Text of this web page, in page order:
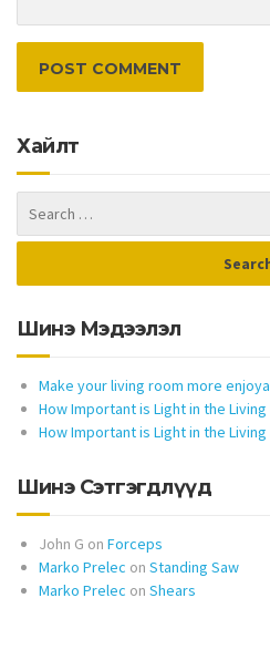
Хайлт
Шинэ Мэдээлэл
Make your living room more
How Important is Light in the Living
How Important is Light in the Living
Шинэ Сэтгэгдлүүд
John G on Forceps
Marko Prelec on Standing Saw
Marko Prelec on Shears